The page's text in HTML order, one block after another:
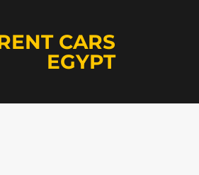
CARS
EGYPT